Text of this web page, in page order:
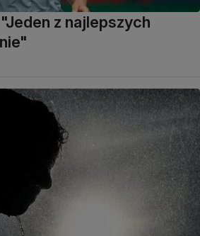
z najlepszych